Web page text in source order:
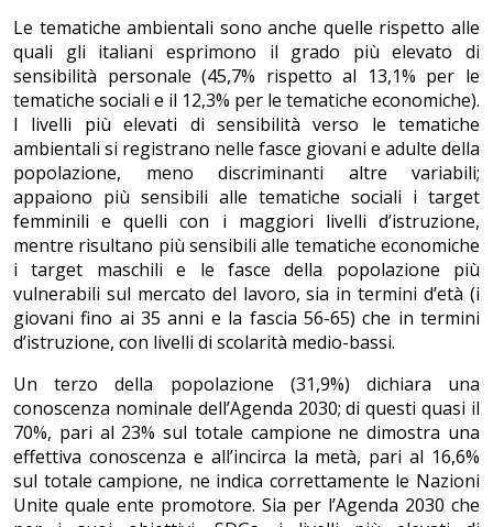
Le tematiche ambientali sono anche quelle rispetto alle
quali gli italiani esprimono il grado più elevato di
sensibilità personale (45,7% rispetto al 13,1% per le
tematiche sociali e il 12,3% per le tematiche economiche).
I livelli più elevati di sensibilità verso le tematiche
ambientali si registrano nelle fasce giovani e adulte della
popolazione, meno discriminanti altre variabili;
appaiono più sensibili alle tematiche sociali i target
femminili e quelli con i maggiori livelli d’istruzione,
mentre risultano più sensibili alle tematiche economiche
i target maschili e le fasce della popolazione più
vulnerabili sul mercato del lavoro, sia in termini d’età (i
giovani fino ai 35 anni e la fascia 56-65) che in termini
d’istruzione, con livelli di scolarità medio-bassi.
Un terzo della popolazione (31,9%) dichiara una
conoscenza nominale dell’Agenda 2030; di questi quasi il
70%, pari al 23% sul totale campione ne dimostra una
effettiva conoscenza e all’incirca la metà, pari al 16,6%
sul totale campione, ne indica correttamente le Nazioni
Unite quale ente promotore. Sia per l’Agenda 2030 che